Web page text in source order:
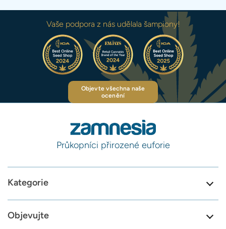
Vaše podpora z nás udělala šampiony!
Objevte všechna naše
ocenění
Průkopníci přirozené euforie
Kategorie
Objevujte